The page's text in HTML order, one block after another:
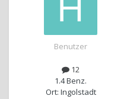
Benutzer
12
1.4 Benz.
Ort: Ingolstadt